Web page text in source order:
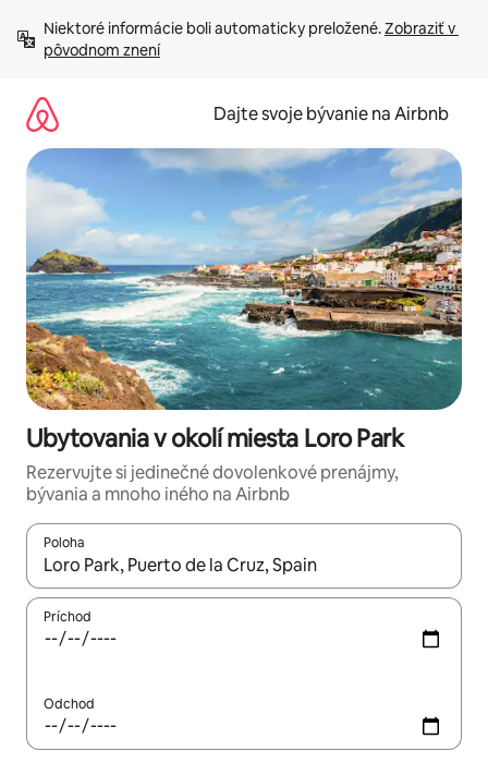
obsah.
Niektoré informácie boli automaticky preložené. Zobraziť v
pôvodnom znení
Dajte svoje bývanie na Airbnb
Ubytovania v okolí miesta Loro Park
Rezervujte si jedinečné dovolenkové prenájmy,
bývania a mnoho iného na Airbnb
Poloha
Keď budú výsledky k dispozícii, môžete si ich prechádzať
Príchod
Odchod